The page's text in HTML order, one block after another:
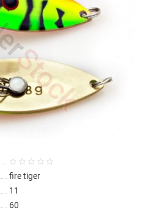
fire tiger
11
60